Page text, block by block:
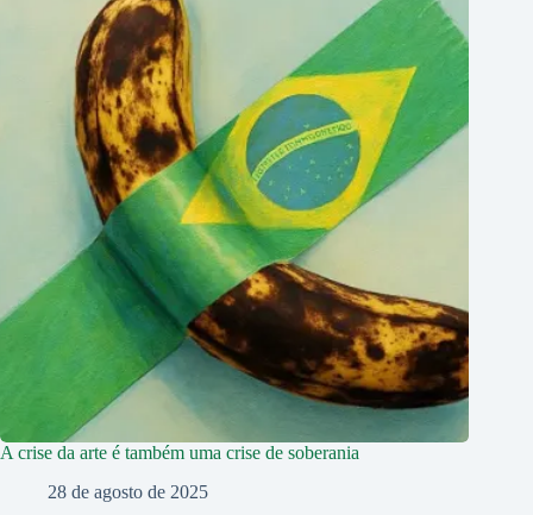
A crise da arte é também uma crise de soberania
28 de agosto de 2025